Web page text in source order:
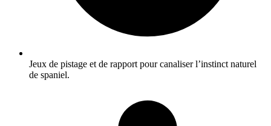
Jeux de pistage et de rapport pour canaliser l’instinct naturel
de spaniel.